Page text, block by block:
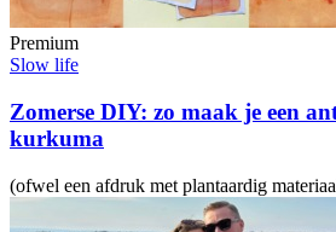
Premium
Slow life
Zomerse DIY: zo maak je een
kurkuma
(ofwel een afdruk met plantaardig